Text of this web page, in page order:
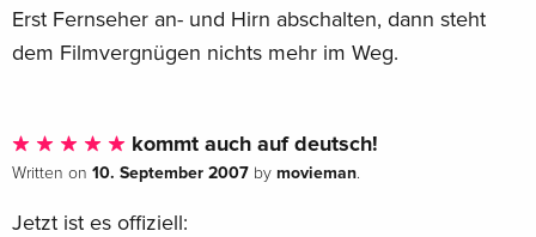
Erst Fernseher an- und Hirn abschalten, dann steht
dem Filmvergnügen nichts mehr im Weg.
kommt auch auf deutsch!
Written on 10. September 2007 by movieman.
Jetzt ist es offiziell: